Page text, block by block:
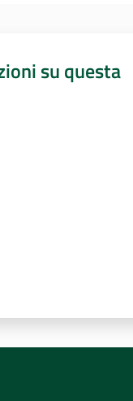
su questa